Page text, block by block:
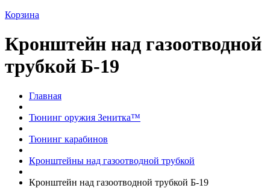
Корзина
Кронштейн над газоотводной
трубкой Б-19
Главная
Тюнинг оружия Зенитка™
Тюнинг карабинов
Кронштейны над газоотводной трубкой
Кронштейн над газоотводной трубкой Б-19